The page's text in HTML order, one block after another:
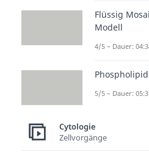
Flüssig
Modell
4/5 – Dauer:
5/5 – Dauer:
Cytologie
Zellvorgänge